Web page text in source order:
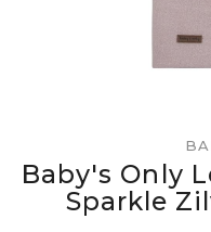
Baby's Only
Sparkle